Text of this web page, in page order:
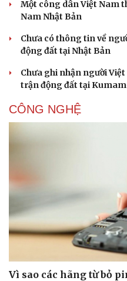
Một công dân Việt Nam
Nam Nhật Bản
Chưa có thông tin về
động đất tại Nhật Bản
Chưa ghi nhận người
trận động đất tại
CÔNG NGHỆ
Vì sao các hãng từ bỏ